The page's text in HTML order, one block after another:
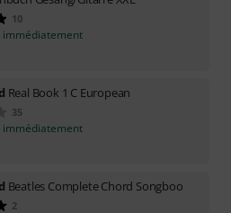
10
immédiatement
Real Book 1 C European
35
immédiatement
Beatles Complete Chord Songboo
2